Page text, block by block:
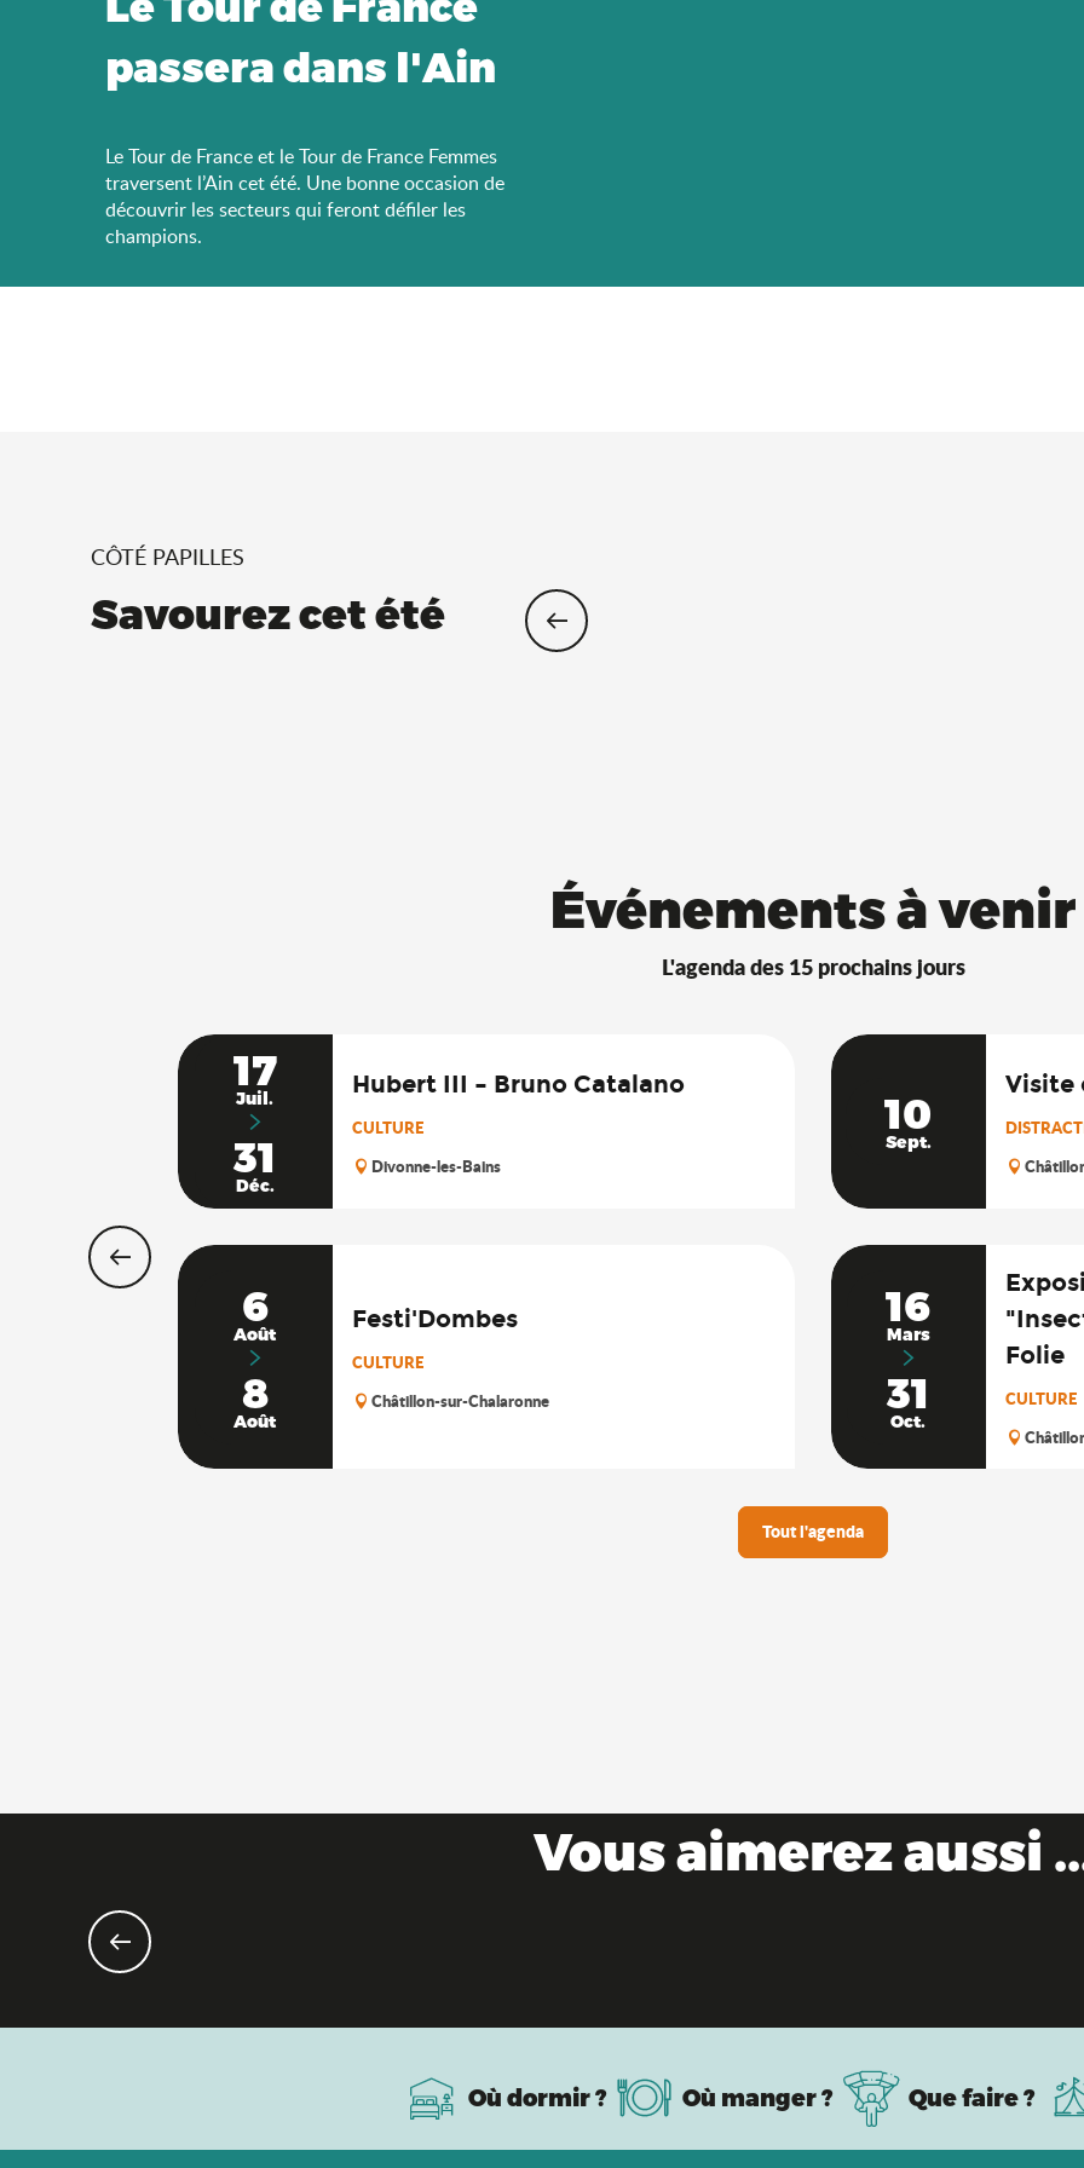
passera dans l'Ain
Le Tour de France et le Tour de France Femmes
traversent l’Ain cet été. Une bonne occasion de
découvrir les secteurs qui feront défiler les
champions.
CÔTÉ PAPILLES
Savourez cet été
Événements à venir
L'agenda des 15 prochains jours
17
Juil.
31
Déc.
Hubert III – Bruno Catalano
CULTURE
Divonne-les-Bains
10
Sept.
Visite
6
Août
8
Août
Festi'Dombes
CULTURE
Châtillon-sur-Chalaronne
16
Mars
31
Oct.
Folie
CULTURE
Tout l'agenda
Vous aimerez aussi
Où dormir ? Où manger ? Que faire ?